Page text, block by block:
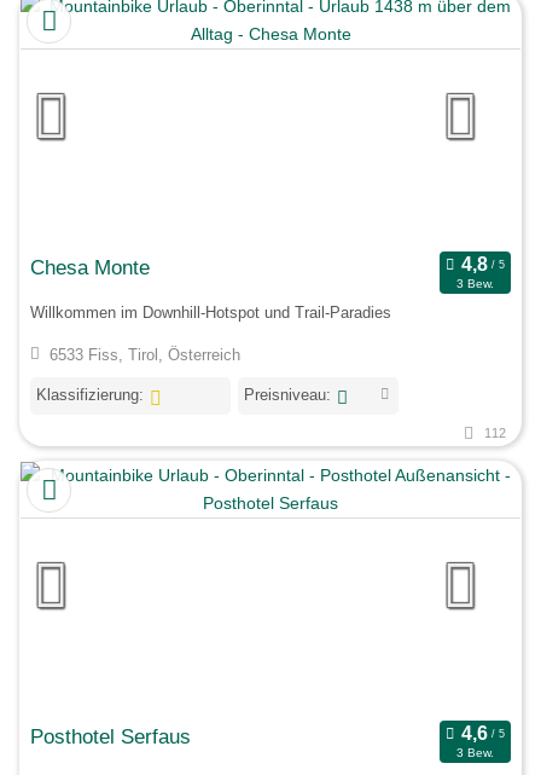
Chesa Monte
3 Bew.
Willkommen im Downhill-Hotspot und Trail-Paradies
6533 Fiss, Tirol, Österreich
Klassifizierung: Preisniveau:
112
Posthotel Serfaus
3 Bew.